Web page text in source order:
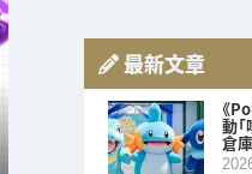
最新文章
《
動
倉